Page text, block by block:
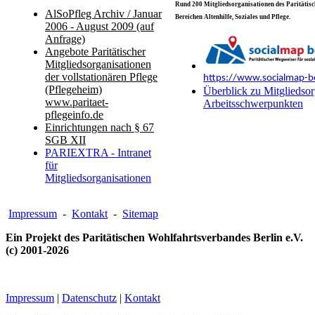
AlSoPfleg Archiv / Januar
2006 - August 2009 (auf
Anfrage)
Angebote Paritätischer
Mitgliedsorganisationen
der vollstationären Pflege
(Pflegeheim)
www.paritaet-
pflegeinfo.de
Einrichtungen nach § 67
SGB XII
PARIEXTRA - Intranet
für
Mitgliedsorganisationen
Rund 200 Mitgliedsorganisationen des
Bereichen Altenhilfe, Soziales und Pflege.
https://www.socialmap-
Überblick zu
Arbeitsschwerpunkten
Impressum - Kontakt - Sitemap
Ein Projekt des Paritätischen Wohlfahrtsverbandes Berlin e.V.
(c) 2001-2026
Impressum | Datenschutz | Kontakt